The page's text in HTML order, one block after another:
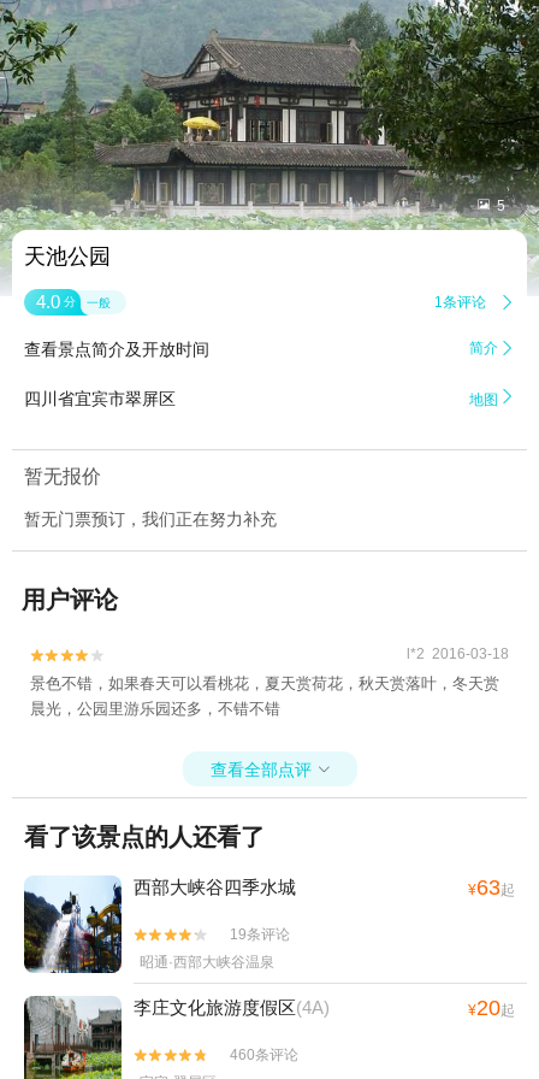
 5
天池公园
4.0 分 一般 1条评论 
查看景点简介及开放时间 简介 
四川省宜宾市翠屏区 地图 
暂无报价
暂无门票预订，我们正在努力补充
用户评论

 l*2 2016-03-18
景色不错，如果春天可以看桃花，夏天赏荷花，秋天赏落叶，冬天赏
晨光，公园里游乐园还多，不错不错
查看全部点评 
看了该景点的人还看了
西部大峡谷四季水城 ¥63起


19条评论
昭通·西部大峡谷温泉
李庄文化旅游度假区(4A) ¥20起


460条评论
